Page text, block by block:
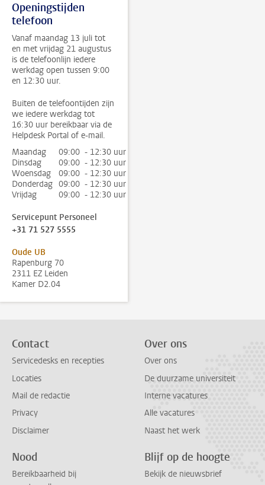
Openingstijden
telefoon
Vanaf maandag 13 juli tot
en met vrijdag 21 augustus
is de telefoonlijn iedere
werkdag open tussen 9:00
en 12:30 uur.
Buiten de telefoontijden zijn
we iedere werkdag tot
16:30 uur bereikbaar via de
Helpdesk Portal of e-mail.
Maandag
09:00 - 12:30 uur
Dinsdag
09:00 - 12:30 uur
Woensdag
09:00 - 12:30 uur
Donderdag 09:00 - 12:30 uur
Vrijdag
09:00 - 12:30 uur
Servicepunt Personeel
+31 71 527 5555
Oude UB
Rapenburg 70
2311 EZ Leiden
Kamer D2.04
Contact
Servicedesks en recepties
Locaties
Mail de redactie
Privacy
Disclaimer
Over ons
Over ons
De duurzame universiteit
Interne vacatures
Alle vacatures
Naast het werk
Nood
Bereikbaarheid bij
Blijf op de hoogte
Bekijk de nieuwsbrief